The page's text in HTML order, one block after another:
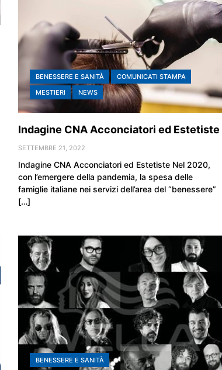
BENESSERE E SANITÀ
COMUNICATI STAMPA
MESTIERI
NEWS
Indagine CNA Acconciatori ed Estetiste
SETTEMBRE 21, 2022
Indagine CNA Acconciatori ed Estetiste Nel 2020,
con l’emergere della pandemia, la spesa delle
famiglie italiane nei servizi dell’area del “benessere”
[…]
BENESSERE E SANITÀ